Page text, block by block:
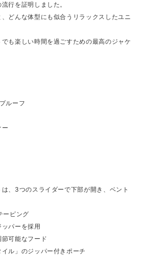
行を証明しました。
どんな体型にも似合うリラックスしたユニ
も楽しい時間を過ごすための最高のジャケ
ルーフ
ー
は、3つのスライダーで下部が開き、ベント
ーピング
ッパーを採用
節可能なフード
ル」のジッパー付きポーチ